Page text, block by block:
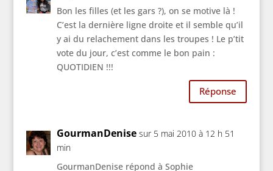
Bon les filles (et les gars ?), on se motive là !
C’est la dernière ligne droite et il semble qu’il
y ai du relachement dans les troupes ! Le p’tit
vote du jour, c’est comme le bon pain :
QUOTIDIEN !!!
Réponse
GourmanDenise sur 5 mai 2010 à 12 h 51
min
GourmanDenise répond à Sophie